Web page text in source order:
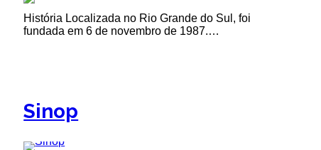
História Localizada no Rio Grande do Sul, foi
fundada em 6 de novembro de 1987.…
Sinop